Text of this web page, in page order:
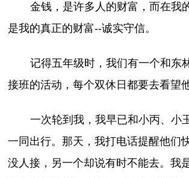
金钱，是许多人的财富，而在我
是我的真正的财富--诚实守信。
记得五年级时，我们有一个和东
接班的活动，每个双休日都要去看望
一次轮到我，我早已和小丙、小
一同出行。那天，我打电话提醒他们
没人接，另一个却说有时不能去。我